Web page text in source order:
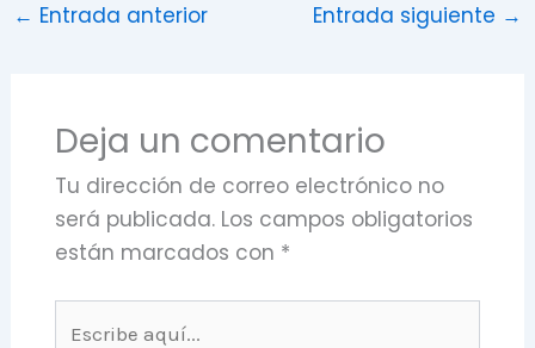
← Entrada anterior Entrada siguiente →
Deja un comentario
Tu dirección de correo electrónico no
será publicada. Los campos obligatorios
están marcados con *